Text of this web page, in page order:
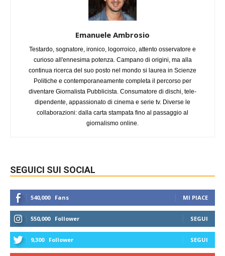
Emanuele Ambrosio
Testardo, sognatore, ironico, logorroico, attento osservatore e
curioso all'ennesima potenza. Campano di origini, ma alla
continua ricerca del suo posto nel mondo si laurea in Scienze
Politiche e contemporaneamente completa il percorso per
diventare Giornalista Pubblicista. Consumatore di dischi, tele-
dipendente, appassionato di cinema e serie tv. Diverse le
collaborazioni: dalla carta stampata fino al passaggio al
giornalismo online.
SEGUICI SUI SOCIAL
540,000 Fans MI PIACE
550,000 Follower SEGUI
9,300 Follower SEGUI